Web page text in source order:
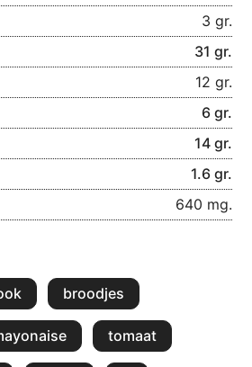
3 gr.
31 gr.
12 gr.
6 gr.
14 gr.
1.6 gr.
640 mg.
broodjes
tomaat